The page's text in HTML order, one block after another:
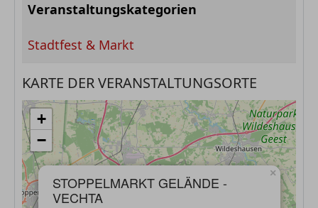
Veranstaltungskategorien
Stadtfest & Markt
KARTE DER VERANSTALTUNGSORTE
STOPPELMARKT GELÄNDE -
VECHTA
×
+
−